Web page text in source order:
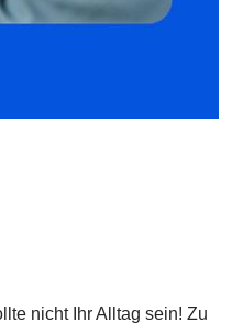
nicht Ihr Alltag sein! Zu